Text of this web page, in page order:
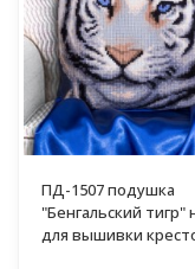
ПД-1507 подушка
"Бенгальский тигр"
для вышивки